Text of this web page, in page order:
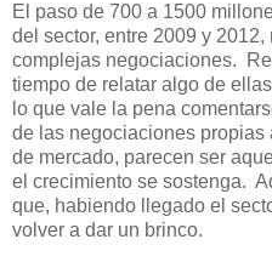
El paso de 700 a 1500
del sector, entre 2009 y
complejas negociaciones.
tiempo de relatar algo de
lo que vale la pena
de las negociaciones
de mercado, parecen ser
el crecimiento se sostenga.
que, habiendo llegado el
volver a dar un brinco.